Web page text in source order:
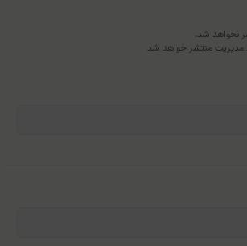
نخواهد شد.
مدیریت منتشر خواهد شد